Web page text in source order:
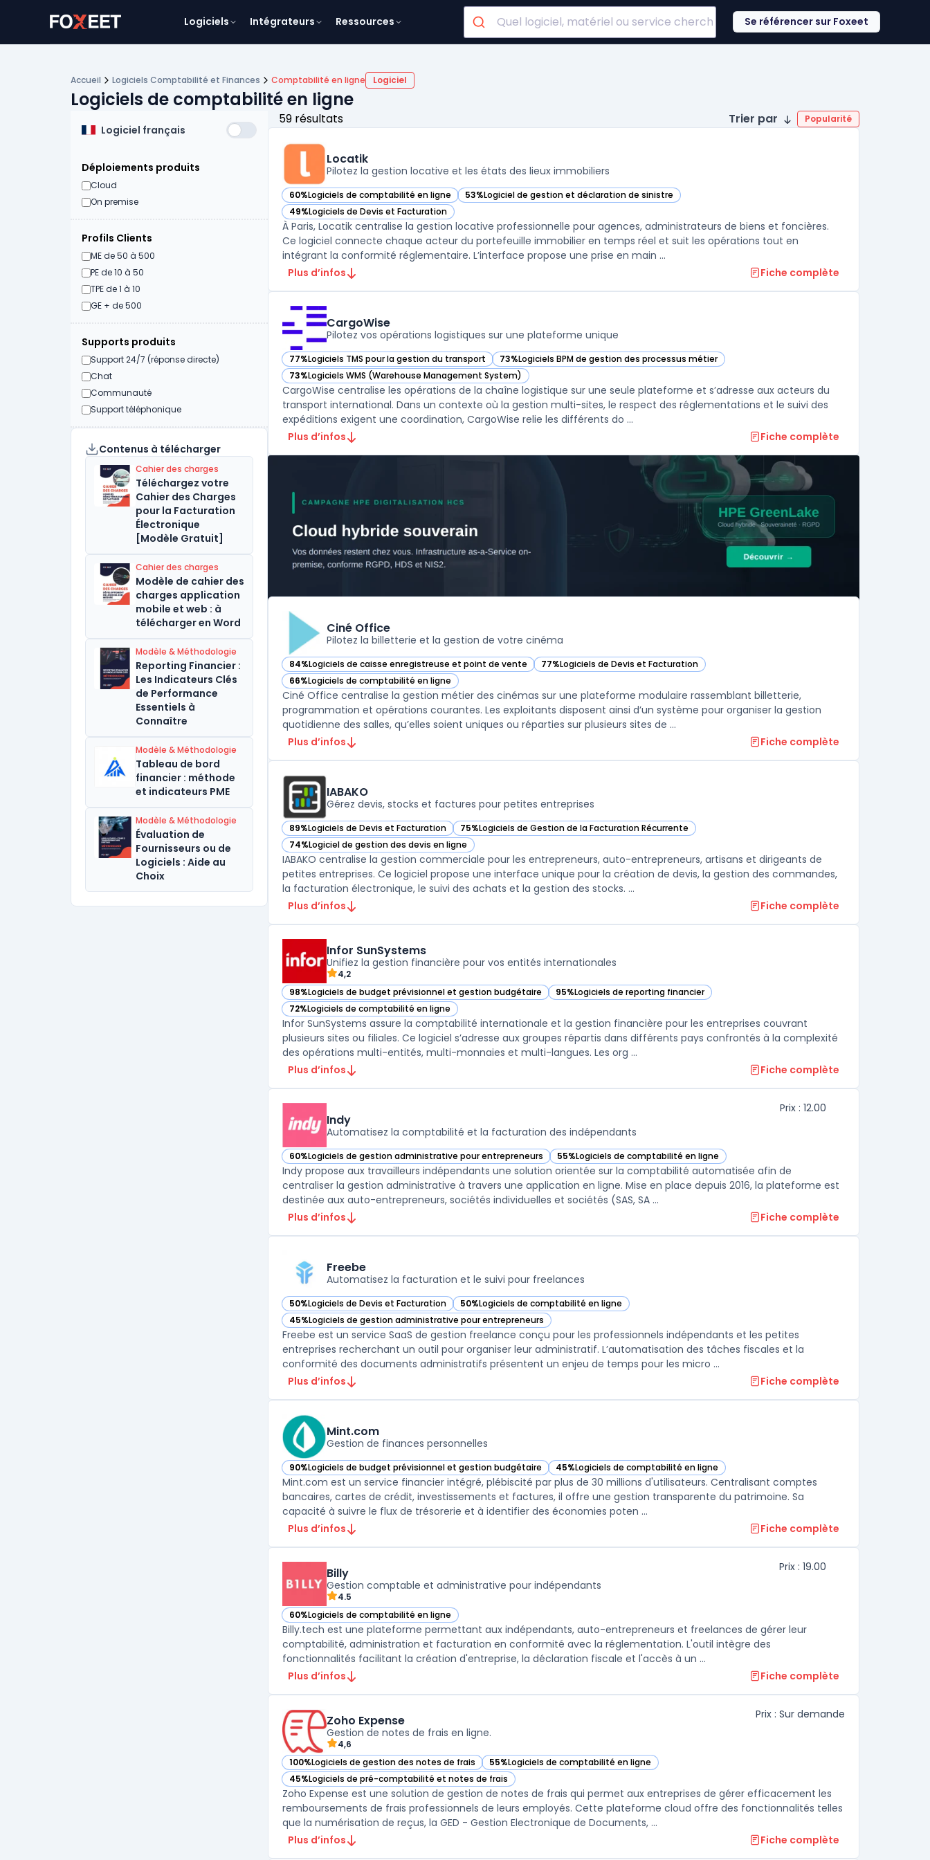
Logiciels Intégrateurs Ressources Se référencer sur Foxeet
Accueil Logiciels Comptabilité et Finances Comptabilité en ligne Logiciel
Logiciels de comptabilité en ligne
Logiciel français
Déploiements produits
Cloud
On premise
Profils Clients
ME de 50 à 500
PE de 10 à 50
TPE de 1 à 10
GE + de 500
Supports produits
Support 24/7 (réponse directe)
Chat
Communauté
Support téléphonique
Contenus à télécharger
Cahier des charges
Téléchargez votre
Cahier des Charges
pour la Facturation
Électronique
[Modèle Gratuit]
Cahier des charges
Modèle de cahier des
charges application
mobile et web : à
télécharger en Word
Modèle & Méthodologie
Reporting Financier :
Les Indicateurs Clés
de Performance
Essentiels à
Connaître
Modèle & Méthodologie
Tableau de bord
financier : méthode
et indicateurs PME
Modèle & Méthodologie
Évaluation de
Fournisseurs ou de
Logiciels : Aide au
Choix
59 résultats Trier par Popularité
Locatik
Pilotez la gestion locative et les états des lieux immobiliers
60%Logiciels de comptabilité en ligne
— voir Locatik dans cette catégorie 53%Logiciel de gestion et déclaration de sinistre
— voir Locatik dans cette catégorie
49%Logiciels de Devis et Facturation
— voir Locatik dans cette catégorie
À Paris, Locatik centralise la gestion locative professionnelle pour agences, administrateurs de biens et foncières.
Ce logiciel connecte chaque acteur du portefeuille immobilier en temps réel et suit les opérations tout en
intégrant la conformité réglementaire. L’interface propose une prise en main ...
Plus d’infos
Fiche complète
CargoWise
Pilotez vos opérations logistiques sur une plateforme unique
77%Logiciels TMS pour la gestion du transport
— voir CargoWise dans cette catégorie 73%Logiciels BPM de gestion des processus métier
— voir CargoWise dans cette catégorie
73%Logiciels WMS (Warehouse Management System)
— voir CargoWise dans cette catégorie
CargoWise centralise les opérations de la chaîne logistique sur une seule plateforme et s’adresse aux acteurs du
transport international. Dans un contexte où la gestion multi-sites, le respect des réglementations et le suivi des
expéditions exigent une coordination, CargoWise relie les différents do ...
Plus d’infos
Fiche complète
Ciné Office
Pilotez la billetterie et la gestion de votre cinéma
84%Logiciels de caisse enregistreuse et point de vente
— voir Ciné Office dans cette catégorie 77%Logiciels de Devis et Facturation
— voir Ciné Office dans cette catégorie
66%Logiciels de comptabilité en ligne
— voir Ciné Office dans cette catégorie
Ciné Office centralise la gestion métier des cinémas sur une plateforme modulaire rassemblant billetterie,
programmation et opérations courantes. Les exploitants disposent ainsi d’un système pour organiser la gestion
quotidienne des salles, qu’elles soient uniques ou réparties sur plusieurs sites de ...
Plus d’infos
Fiche complète
IABAKO
Gérez devis, stocks et factures pour petites entreprises
89%Logiciels de Devis et Facturation
— voir IABAKO dans cette catégorie 75%Logiciels de Gestion de la Facturation Récurrente
— voir IABAKO dans cette catégorie
74%Logiciel de gestion des devis en ligne
— voir IABAKO dans cette catégorie
IABAKO centralise la gestion commerciale pour les entrepreneurs, auto-entrepreneurs, artisans et dirigeants de
petites entreprises. Ce logiciel propose une interface unique pour la création de devis, la gestion des commandes,
la facturation électronique, le suivi des achats et la gestion des stocks. ...
Plus d’infos
Fiche complète
Infor SunSystems
Unifiez la gestion financière pour vos entités internationales
4,2
98%Logiciels de budget prévisionnel et gestion budgétaire
— voir Infor SunSystems dans cette catégorie 95%Logiciels de reporting financier
— voir Infor SunSystems dans cette catégorie
72%Logiciels de comptabilité en ligne
— voir Infor SunSystems dans cette catégorie
Infor SunSystems assure la comptabilité internationale et la gestion financière pour les entreprises couvrant
plusieurs sites ou filiales. Ce logiciel s’adresse aux groupes répartis dans différents pays confrontés à la complexité
des opérations multi-entités, multi-monnaies et multi-langues. Les org ...
Plus d’infos
Fiche complète
Indy
Automatisez la comptabilité et la facturation des indépendants
Prix : 12.00
60%Logiciels de gestion administrative pour entrepreneurs
— voir Indy dans cette catégorie 55%Logiciels de comptabilité en ligne
— voir Indy dans cette catégorie
Indy propose aux travailleurs indépendants une solution orientée sur la comptabilité automatisée afin de
centraliser la gestion administrative à travers une application en ligne. Mise en place depuis 2016, la plateforme est
destinée aux auto-entrepreneurs, sociétés individuelles et sociétés (SAS, SA ...
Plus d’infos
Fiche complète
Freebe
Automatisez la facturation et le suivi pour freelances
50%Logiciels de Devis et Facturation
— voir Freebe dans cette catégorie 50%Logiciels de comptabilité en ligne
— voir Freebe dans cette catégorie
45%Logiciels de gestion administrative pour entrepreneurs
— voir Freebe dans cette catégorie
Freebe est un service SaaS de gestion freelance conçu pour les professionnels indépendants et les petites
entreprises recherchant un outil pour organiser leur administratif. L’automatisation des tâches fiscales et la
conformité des documents administratifs présentent un enjeu de temps pour les micro ...
Plus d’infos
Fiche complète
Mint.com
Gestion de finances personnelles
90%Logiciels de budget prévisionnel et gestion budgétaire
— voir Mint.com dans cette catégorie 45%Logiciels de comptabilité en ligne
— voir Mint.com dans cette catégorie
Mint.com est un service financier intégré, plébiscité par plus de 30 millions d'utilisateurs. Centralisant comptes
bancaires, cartes de crédit, investissements et factures, il offre une gestion transparente du patrimoine. Sa
capacité à suivre le flux de trésorerie et à identifier des économies poten ...
Plus d’infos
Fiche complète
Billy
Gestion comptable et administrative pour indépendants
4.5
Prix : 19.00
60%Logiciels de comptabilité en ligne
— voir Billy dans cette catégorie
Billy.tech est une plateforme permettant aux indépendants, auto-entrepreneurs et freelances de gérer leur
comptabilité, administration et facturation en conformité avec la réglementation. L'outil intègre des
fonctionnalités facilitant la création d'entreprise, la déclaration fiscale et l'accès à un ...
Plus d’infos
Fiche complète
Zoho Expense
Gestion de notes de frais en ligne.
4,6
Prix : Sur demande
100%Logiciels de gestion des notes de frais
— voir Zoho Expense dans cette catégorie 55%Logiciels de comptabilité en ligne
— voir Zoho Expense dans cette catégorie
45%Logiciels de pré-comptabilité et notes de frais
— voir Zoho Expense dans cette catégorie
Zoho Expense est une solution de gestion de notes de frais qui permet aux entreprises de gérer efficacement les
remboursements de frais professionnels de leurs employés. Cette plateforme cloud offre des fonctionnalités telles
que la numérisation de reçus, la GED - Gestion Electronique de Documents, ...
Plus d’infos
Fiche complète